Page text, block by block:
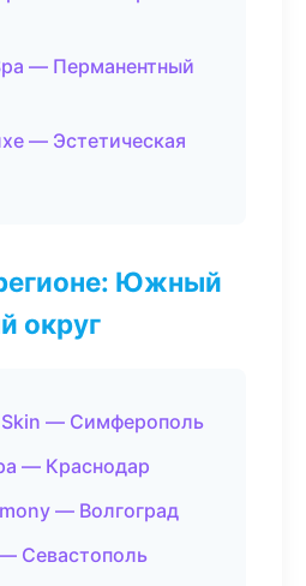
— Перманентный
— Эстетическая
Южный
округ
Skin — Симферополь
— Краснодар
— Волгоград
Севастополь